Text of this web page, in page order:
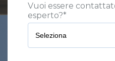
Vuoi essere
esperto?*